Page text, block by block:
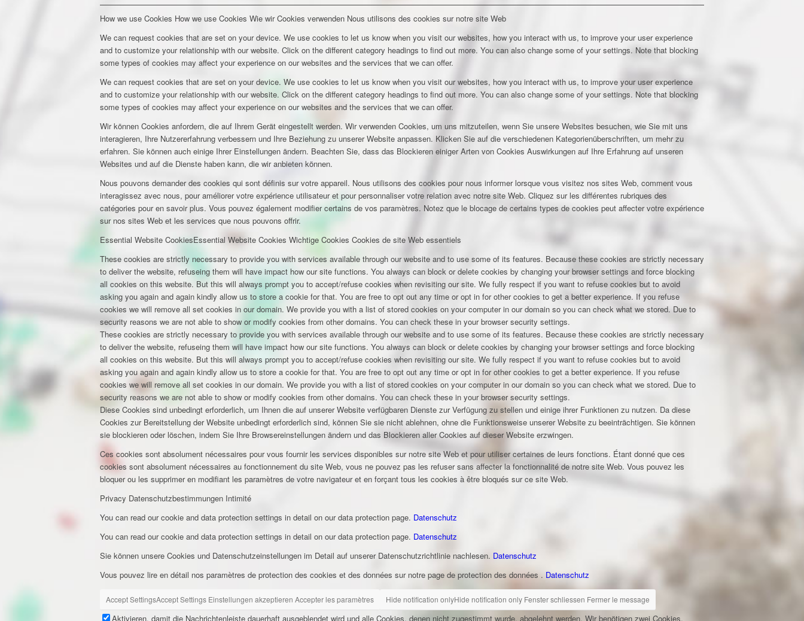
How we use Cookies How we use Cookies Wie wir Cookies verwenden Nous utilisons des cookies sur notre site Web
We can request cookies that are set on your device. We use cookies to let us know when you visit our websites, how you interact with us, to improve your user experience
and to customize your relationship with our website. Click on the different category headings to find out more. You can also change some of your settings. Note that blocking
some types of cookies may affect your experience on our websites and the services that we can offer.
We can request cookies that are set on your device. We use cookies to let us know when you visit our websites, how you interact with us, to improve your user experience
and to customize your relationship with our website. Click on the different category headings to find out more. You can also change some of your settings. Note that blocking
some types of cookies may affect your experience on our websites and the services that we can offer.
Wir können Cookies anfordern, die auf Ihrem Gerät eingestellt werden. Wir verwenden Cookies, um uns mitzuteilen, wenn Sie unsere Websites besuchen, wie Sie mit uns
interagieren, Ihre Nutzererfahrung verbessern und Ihre Beziehung zu unserer Website anpassen. Klicken Sie auf die verschiedenen Kategorienüberschriften, um mehr zu
erfahren. Sie können auch einige Ihrer Einstellungen ändern. Beachten Sie, dass das Blockieren einiger Arten von Cookies Auswirkungen auf Ihre Erfahrung auf unseren
Websites und auf die Dienste haben kann, die wir anbieten können.
Nous pouvons demander des cookies qui sont définis sur votre appareil. Nous utilisons des cookies pour nous informer lorsque vous visitez nos sites Web, comment vous
interagissez avec nous, pour améliorer votre expérience utilisateur et pour personnaliser votre relation avec notre site Web. Cliquez sur les différentes rubriques des
catégories pour en savoir plus. Vous pouvez également modifier certains de vos paramètres. Notez que le blocage de certains types de cookies peut affecter votre expérience
sur nos sites Web et les services que nous pouvons offrir.
Essential Website CookiesEssential Website Cookies Wichtige Cookies Cookies de site Web essentiels
These cookies are strictly necessary to provide you with services available through our website and to use some of its features. Because these cookies are strictly necessary
to deliver the website, refuseing them will have impact how our site functions. You always can block or delete cookies by changing your browser settings and force blocking
all cookies on this website. But this will always prompt you to accept/refuse cookies when revisiting our site. We fully respect if you want to refuse cookies but to avoid
asking you again and again kindly allow us to store a cookie for that. You are free to opt out any time or opt in for other cookies to get a better experience. If you refuse
cookies we will remove all set cookies in our domain. We provide you with a list of stored cookies on your computer in our domain so you can check what we stored. Due to
security reasons we are not able to show or modify cookies from other domains. You can check these in your browser security settings.
These cookies are strictly necessary to provide you with services available through our website and to use some of its features. Because these cookies are strictly necessary
to deliver the website, refuseing them will have impact how our site functions. You always can block or delete cookies by changing your browser settings and force blocking
all cookies on this website. But this will always prompt you to accept/refuse cookies when revisiting our site. We fully respect if you want to refuse cookies but to avoid
asking you again and again kindly allow us to store a cookie for that. You are free to opt out any time or opt in for other cookies to get a better experience. If you refuse
cookies we will remove all set cookies in our domain. We provide you with a list of stored cookies on your computer in our domain so you can check what we stored. Due to
security reasons we are not able to show or modify cookies from other domains. You can check these in your browser security settings.
Diese Cookies sind unbedingt erforderlich, um Ihnen die auf unserer Website verfügbaren Dienste zur Verfügung zu stellen und einige ihrer Funktionen zu nutzen. Da diese
Cookies zur Bereitstellung der Website unbedingt erforderlich sind, können Sie sie nicht ablehnen, ohne die Funktionsweise unserer Website zu beeinträchtigen. Sie können
sie blockieren oder löschen, indem Sie Ihre Browsereinstellungen ändern und das Blockieren aller Cookies auf dieser Website erzwingen.
Ces cookies sont absolument nécessaires pour vous fournir les services disponibles sur notre site Web et pour utiliser certaines de leurs fonctions. Étant donné que ces
cookies sont absolument nécessaires au fonctionnement du site Web, vous ne pouvez pas les refuser sans affecter la fonctionnalité de notre site Web. Vous pouvez les
bloquer ou les supprimer en modifiant les paramètres de votre navigateur et en forçant tous les cookies à être bloqués sur ce site Web.
Privacy Datenschutzbestimmungen Intimité
You can read our cookie and data protection settings in detail on our data protection page. Datenschutz
You can read our cookie and data protection settings in detail on our data protection page. Datenschutz
Sie können unsere Cookies und Datenschutzeinstellungen im Detail auf unserer Datenschutzrichtlinie nachlesen. Datenschutz
Vous pouvez lire en détail nos paramètres de protection des cookies et des données sur notre page de protection des données . Datenschutz
Accept SettingsAccept Settings Einstellungen akzeptieren Accepter les paramètres Hide notification onlyHide notification only Fenster schliessen Fermer le message
Aktivieren, damit die Nachrichtenleiste dauerhaft ausgeblendet wird und alle Cookies, denen nicht zugestimmt wurde, abgelehnt werden. Wir benötigen zwei Cookies,